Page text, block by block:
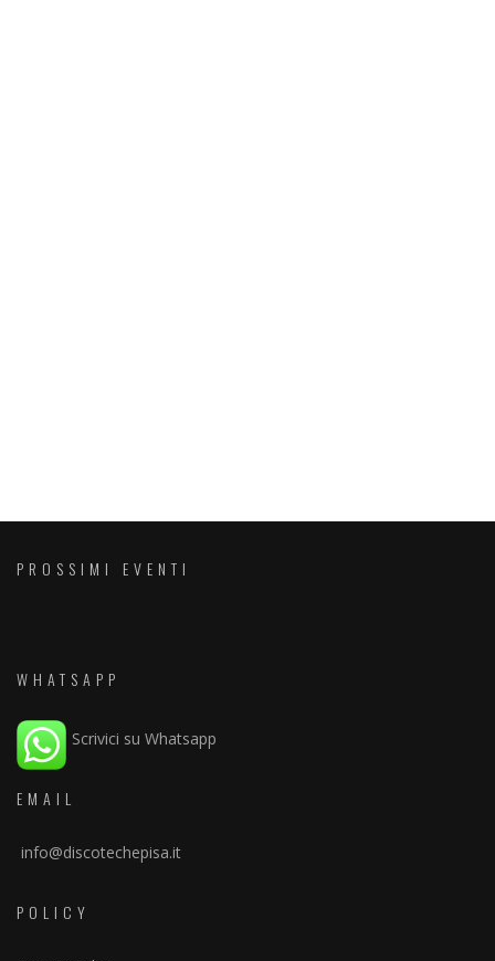
PROSSIMI EVENTI
WHATSAPP
Scrivici su Whatsapp
EMAIL
info@discotechepisa.it
POLICY